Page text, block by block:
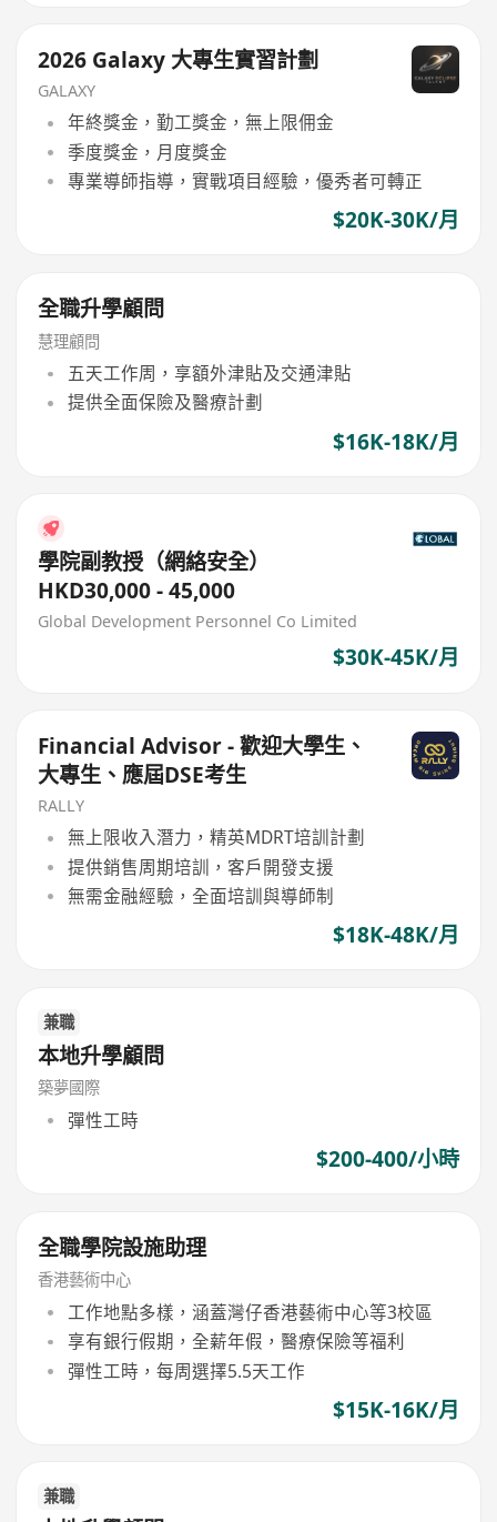
2026 Galaxy 大專生實習計劃
GALAXY
年終獎金，勤工獎金，無上限佣金
季度獎金，月度獎金
專業導師指導，實戰項目經驗，優秀者可轉正
$20K-30K/月
全職升學顧問
慧理顧問
五天工作周，享額外津貼及交通津貼
提供全面保險及醫療計劃
$16K-18K/月
學院副教授（網絡安全）
HKD30,000 - 45,000
Global Development Personnel Co Limited
$30K-45K/月
Financial Advisor - 歡迎大學生、
大專生、應屆DSE考生
RALLY
無上限收入潛力，精英MDRT培訓計劃
提供銷售周期培訓，客戶開發支援
無需金融經驗，全面培訓與導師制
$18K-48K/月
兼職
本地升學顧問
築夢國際
彈性工時
$200-400/小時
全職學院設施助理
香港藝術中心
工作地點多樣，涵蓋灣仔香港藝術中心等3校區
享有銀行假期，全薪年假，醫療保險等福利
彈性工時，每周選擇5.5天工作
$15K-16K/月
兼職